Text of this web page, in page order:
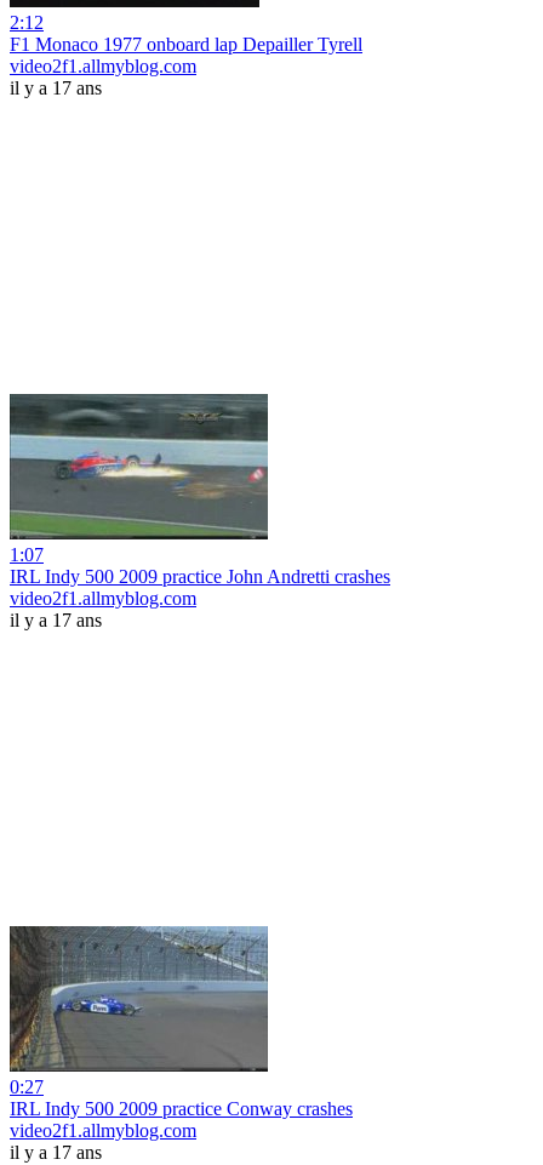
2:12
F1 Monaco 1977 onboard lap Depailler Tyrell
video2f1.allmyblog.com
il y a 17 ans
1:07
IRL Indy 500 2009 practice John Andretti crashes
video2f1.allmyblog.com
il y a 17 ans
0:27
IRL Indy 500 2009 practice Conway crashes
video2f1.allmyblog.com
il y a 17 ans